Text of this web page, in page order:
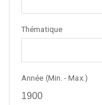
Thématique
Année (Min. - Max.)